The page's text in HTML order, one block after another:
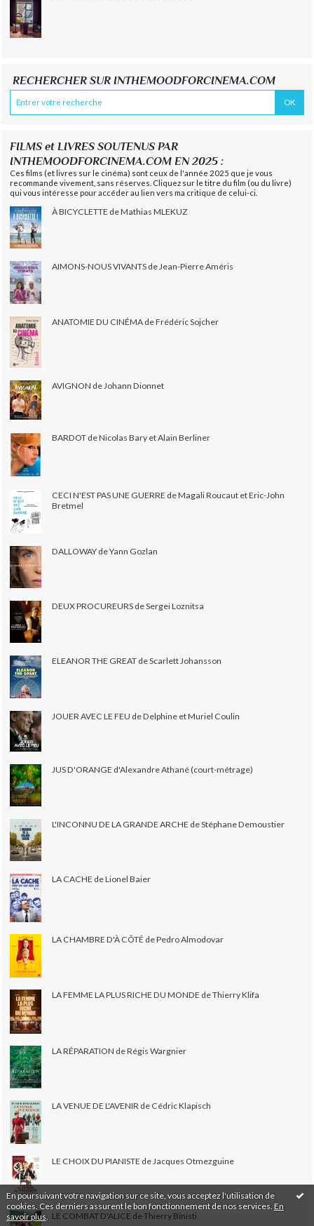
En poursuivant votre navigation sur ce site, vous acceptez l'utilisation de
cookies. Ces derniers assurent le bon fonctionnement de nos services. En
savoir plus
RECHERCHER SUR INTHEMOODFORCINEMA.COM
FILMS et LIVRES SOUTENUS PAR
INTHEMOODFORCINEMA.COM EN 2025 :
Ces films (et livres sur le cinéma) sont ceux de l'année 2025 que je vous
recommande vivement, sans réserves. Cliquez sur le titre du film (ou du livre)
qui vous intéresse pour accéder au lien vers ma critique de celui-ci.
À BICYCLETTE de Mathias MLEKUZ
AIMONS-NOUS VIVANTS de Jean-Pierre Améris
ANATOMIE DU CINÉMA de Frédéric Sojcher
AVIGNON de Johann Dionnet
BARDOT de Nicolas Bary et Alain Berliner
CECI N'EST PAS UNE GUERRE de Magali Roucaut et Eric-John
Bretmel
DALLOWAY de Yann Gozlan
DEUX PROCUREURS de Sergei Loznitsa
ELEANOR THE GREAT de Scarlett Johansson
JOUER AVEC LE FEU de Delphine et Muriel Coulin
JUS D'ORANGE d'Alexandre Athané (court-métrage)
L'INCONNU DE LA GRANDE ARCHE de Stéphane Demoustier
LA CACHE de Lionel Baier
LA CHAMBRE D'À CÔTÉ de Pedro Almodovar
LA FEMME LA PLUS RICHE DU MONDE de Thierry Klifa
LA RÉPARATION de Régis Wargnier
LA VENUE DE L'AVENIR de Cédric Klapisch
LE CHOIX DU PIANISTE de Jacques Otmezguine
LE COMBAT D'ALICE de Thierry Binisti